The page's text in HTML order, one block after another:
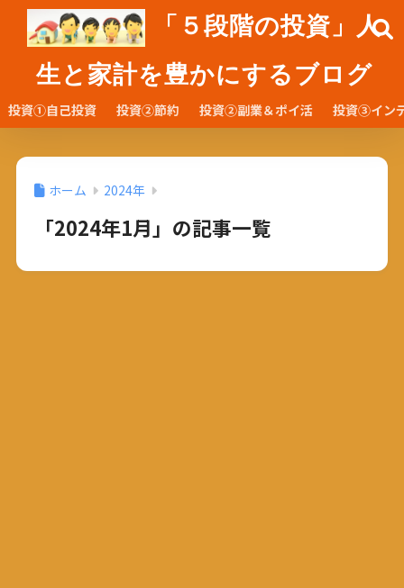
「５段階の投資」人
生と家計を豊かにするブログ
投資①自己投資 投資②節約 投資②副業＆ポイ活 投資③イン
ホーム 2024年
「2024年1月」の記事一覧